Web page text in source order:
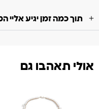
תוך כמה זמן יגיע אליי
אולי תאהבו גם